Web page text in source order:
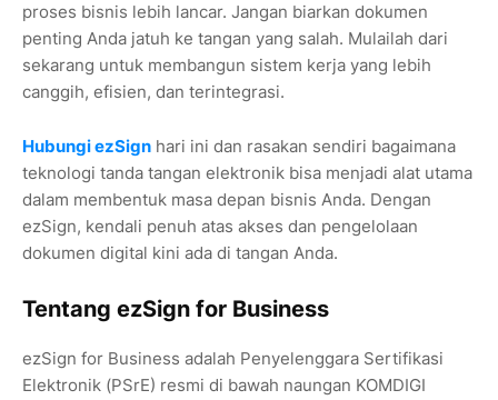
proses bisnis lebih lancar. Jangan biarkan dokumen
penting Anda jatuh ke tangan yang salah. Mulailah dari
sekarang untuk membangun sistem kerja yang lebih
canggih, efisien, dan terintegrasi.
Hubungi ezSign hari ini dan rasakan sendiri bagaimana
teknologi tanda tangan elektronik bisa menjadi alat utama
dalam membentuk masa depan bisnis Anda. Dengan
ezSign, kendali penuh atas akses dan pengelolaan
dokumen digital kini ada di tangan Anda.
Tentang ezSign for Business
ezSign for Business adalah Penyelenggara Sertifikasi
Elektronik (PSrE) resmi di bawah naungan KOMDIGI